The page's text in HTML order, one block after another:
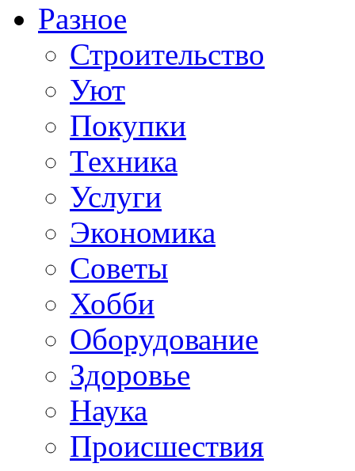
Разное
Строительство
Уют
Покупки
Техника
Услуги
Экономика
Советы
Хобби
Oборудование
Здоровье
Наука
Происшествия